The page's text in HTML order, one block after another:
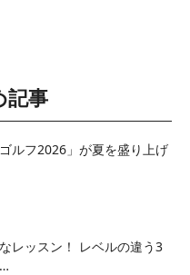
記事
ルフ2026」が夏を盛り上げ
レッスン！ レベルの違う3